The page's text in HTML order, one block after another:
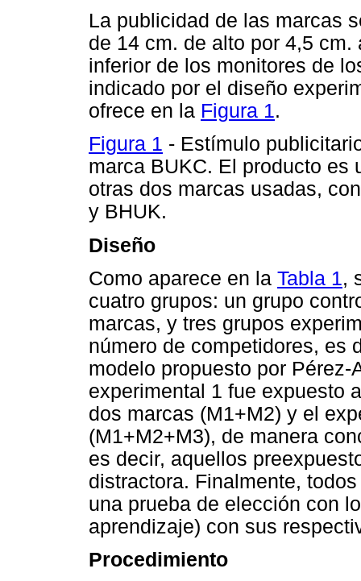
La publicidad de las marcas
de 14 cm. de alto por 4,5
inferior de los monitores de
indicado por el diseño
ofrece en la Figura 1.
Figura 1 - Estímulo
marca BUKC. El producto es
otras dos marcas usadas,
y BHUK.
Diseño
Como aparece en la Tabla 1,
cuatro grupos: un grupo
marcas, y tres grupos
número de competidores, es
modelo propuesto por
experimental 1 fue expuesto
dos marcas (M1+M2) y el
(M1+M2+M3), de manera
es decir, aquellos
distractora. Finalmente,
una prueba de elección con
aprendizaje) con sus
Procedimiento